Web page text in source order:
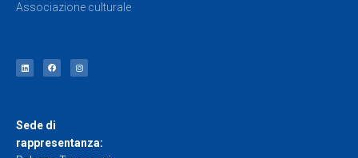
Associazione culturale
Sede di
rappresentanza: